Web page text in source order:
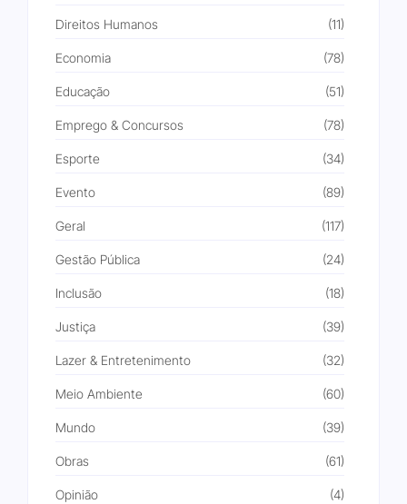
Direitos Humanos (11)
Economia (78)
Educação (51)
Emprego & Concursos (78)
Esporte (34)
Evento (89)
Geral (117)
Gestão Pública (24)
Inclusão (18)
Justiça (39)
Lazer & Entretenimento (32)
Meio Ambiente (60)
Mundo (39)
Obras (61)
Opinião (4)